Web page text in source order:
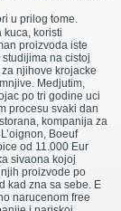
u prilog tome.
kuca, koristi
proizvoda iste
na cistoj
njihove krojacke
Medjutim,
po tri godine uci
procesu svaki dan
kompanija za
Boeuf
od 11.000 Eur
sivaona kojoj
proizvode po
kad zna sa sebe. E
narucenom free